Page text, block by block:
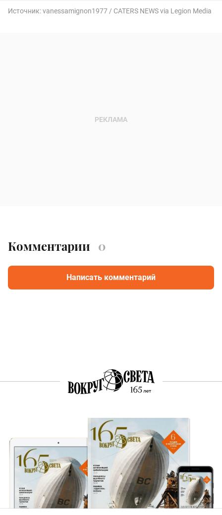
Источник:vanessamignon1977 / CATERS NEWS via Legion Media
Комментарии 0
Написать комментарий